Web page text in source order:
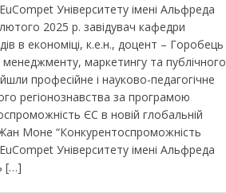
Університету імені Альфреда
2025 р. завідувач кафедри
в економіці, к.е.н., доцент – Горобець
маркетингу та публічного
професійне і науково-педагогічне
регіонознавства за програмою
ЄС в новій глобальній
Моне “Конкурентоспроможність
Університету імені Альфреда
[…]